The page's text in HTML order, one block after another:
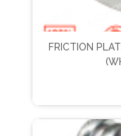
FRICTION